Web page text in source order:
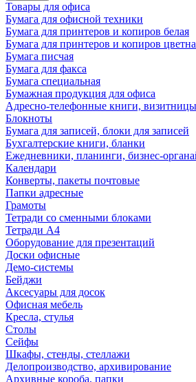
Товары для офиса
Бумага для офисной техники
Бумага для принтеров и копиров белая
Бумага для принтеров и копиров
Бумага писчая
Бумага для факса
Бумага специальная
Бумажная продукция для офиса
Адресно-телефонные книги, визитницы
Блокноты
Бумага для записей, блоки для записей
Бухгалтерские книги, бланки
Ежедневники, планинги, бизнес-
Календари
Конверты, пакеты почтовые
Папки адресные
Грамоты
Тетради со сменными блоками
Тетради А4
Оборудование для презентаций
Доски офисные
Демо-системы
Бейджи
Аксесуары для досок
Офисная мебель
Кресла, стулья
Столы
Сейфы
Шкафы, стенды, стеллажи
Делопроизводство, архивирование
Архивные короба, папки